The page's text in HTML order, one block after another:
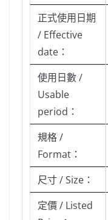
正式使用日期
/ Effective
date：
使用日數 /
Usable
period：
規格 /
Format：
尺寸 / Size：
定價 / Listed